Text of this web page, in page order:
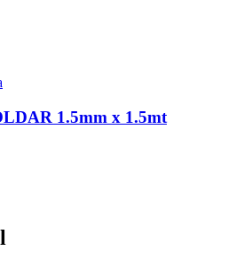
1.5mm x 1.5mt